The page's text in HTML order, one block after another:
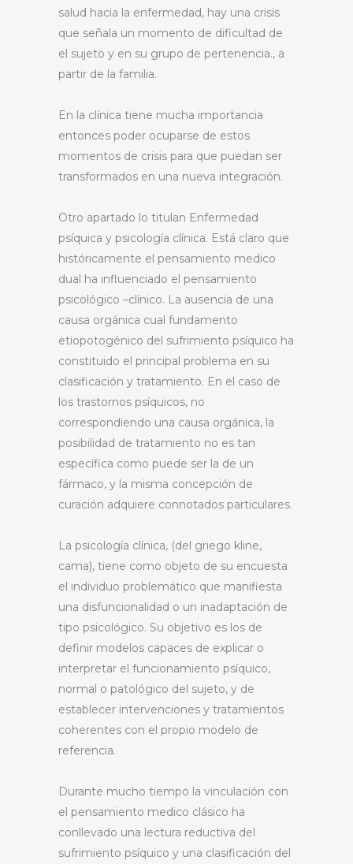
salud hacia la enfermedad, hay una crisis
que señala un momento de dificultad de
el sujeto y en su grupo de pertenencia., a
partir de la familia.
En la clínica tiene mucha importancia
entonces poder ocuparse de estos
momentos de crisis para que puedan ser
transformados en una nueva integración.
Otro apartado lo titulan Enfermedad
psíquica y psicología clínica. Está claro que
históricamente el pensamiento medico
dual ha influenciado el pensamiento
psicológico –clínico. La ausencia de una
causa orgánica cual fundamento
etiopotogénico del sufrimiento psíquico ha
constituido el principal problema en su
clasificación y tratamiento. En el caso de
los trastornos psíquicos, no
correspondiendo una causa orgánica, la
posibilidad de tratamiento no es tan
específica como puede ser la de un
fármaco, y la misma concepción de
curación adquiere connotados particulares.
La psicología clínica, (del griego kline,
cama), tiene como objeto de su encuesta
el individuo problemático que manifiesta
una disfuncionalidad o un inadaptación de
tipo psicológico. Su objetivo es los de
definir modelos capaces de explicar o
interpretar el funcionamiento psíquico,
normal o patológico del sujeto, y de
establecer intervenciones y tratamientos
coherentes con el propio modelo de
referencia.
Durante mucho tiempo la vinculación con
el pensamiento medico clásico ha
conllevado una lectura reductiva del
sufrimiento psíquico y una clasificación del